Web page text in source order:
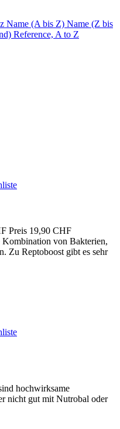
Name (A bis Z) Name (Z bis
Reference, A to Z
Preis 19,90 CHF
von Bakterien,
Zu Reptoboost gibt es sehr
hochwirksame
nicht gut mit Nutrobal oder